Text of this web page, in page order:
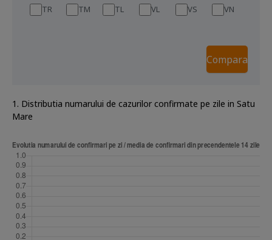
1. Distributia numarului de cazurilor confirmate pe zile in Satu
Mare
TR TM TL VL VS VN